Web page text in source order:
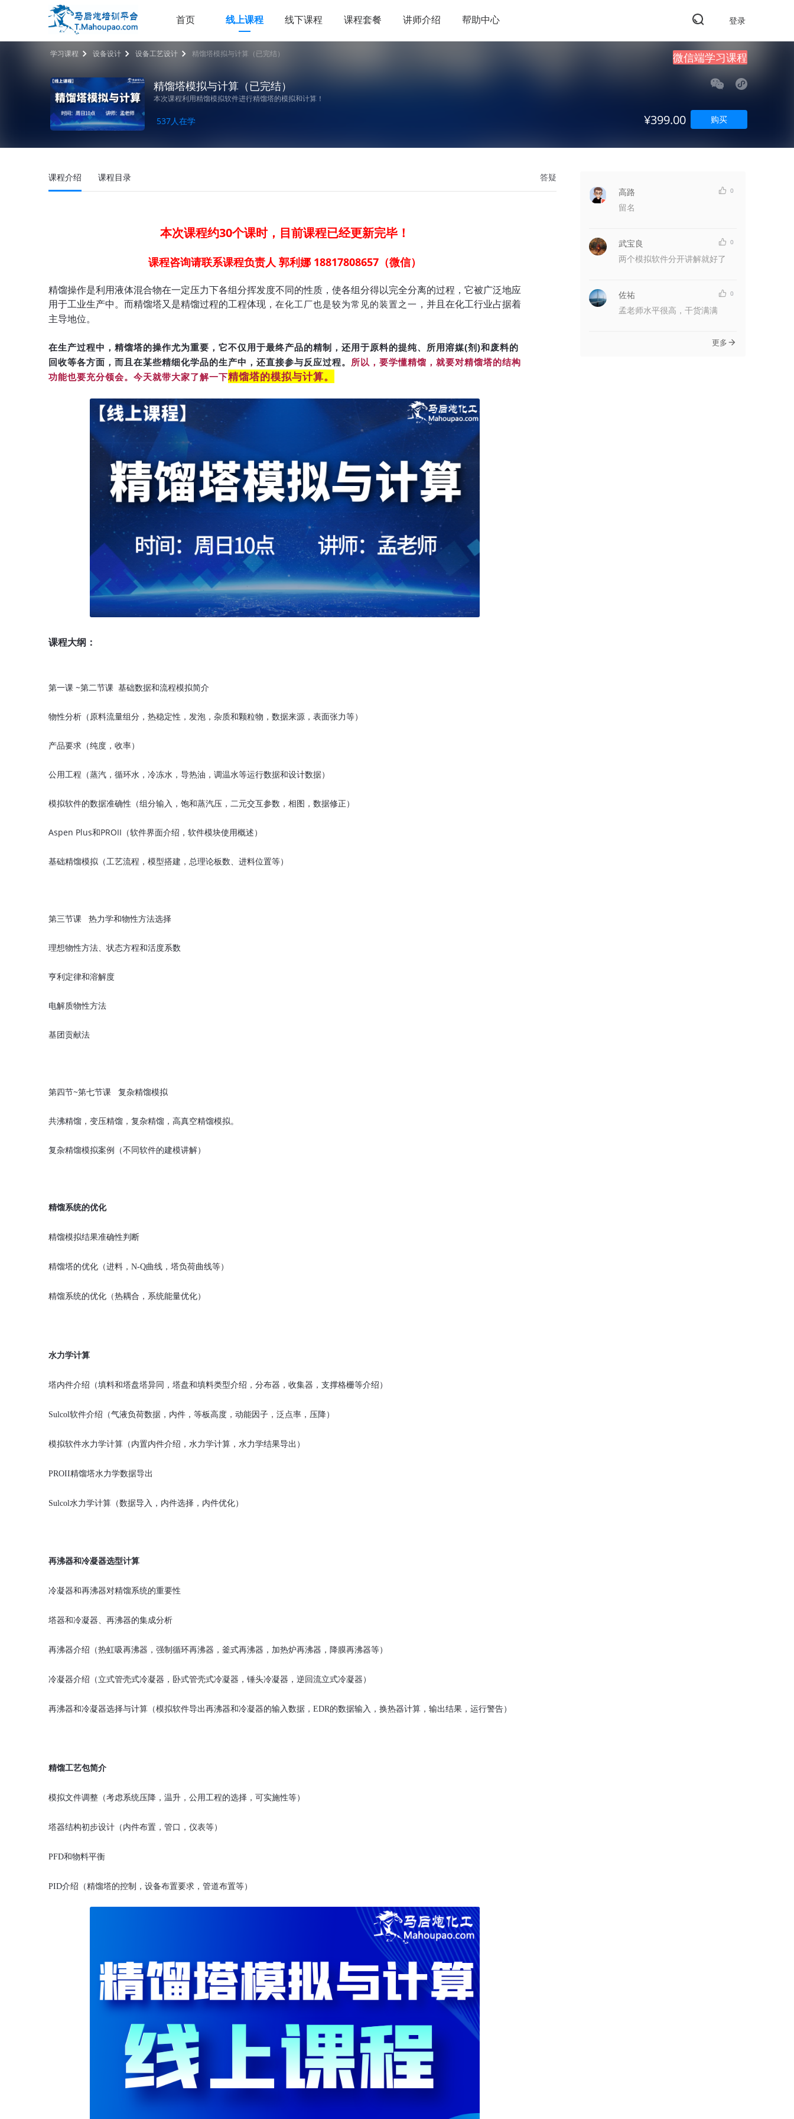
首页 线上课程 线下课程 课程套餐 讲师介绍 帮助中心 登录
学习课程 设备设计 设备工艺设计 精馏塔模拟与计算（已完结）
精馏塔模拟与计算（已完结）
本次课程利用精馏模拟软件进行精馏塔的模拟和计算！
537人在学
微信端学习课程
¥399.00 购买
课程介绍 课程目录 答疑
本次课程约30个课时，目前课程已经更新完毕！
课程咨询请联系课程负责人 郭利娜 18817808657（微信）
精馏操作是利用液体混合物在一定压力下各组分挥发度不同的性质，使各组分得以完全分离的过程，它被广泛地应
用于工业生产中。而精馏塔又是精馏过程的工程体现， 在化工厂也是较为常见的装置之一 ，并且在化工行业占据着
主导地位。
在生产过程中，精馏塔的操作尤为重要，它不仅用于最终产品的精制，还用于原料的提纯、所用溶媒(剂)和废料的
回收等各方面，而且在某些精细化学品的生产中，还直接参与反应过程。 所以，要学懂精馏，就要对精馏塔的结构
功能也要充分领会。今天就带大家了解一下精馏塔的模拟与计算。
课程大纲：
第一课 ~第二节课 基础数据和流程模拟简介
物性分析（原料流量组分，热稳定性，发泡，杂质和颗粒物，数据来源，表面张力等）
产品要求（纯度，收率）
公用工程（蒸汽，循环水，冷冻水，导热油，调温水等运行数据和设计数据）
模拟软件的数据准确性（组分输入，饱和蒸汽压，二元交互参数，相图，数据修正）
Aspen Plus和PROII（软件界面介绍，软件模块使用概述）
基础精馏模拟（工艺流程，模型搭建，总理论板数、进料位置等）
第三节课 热力学和物性方法选择
理想物性方法、状态方程和活度系数
亨利定律和溶解度
电解质物性方法
基团贡献法
第四节~第七节课 复杂精馏模拟
共沸精馏，变压精馏，复杂精馏，高真空精馏模拟。
复杂精馏模拟案例（不同软件的建模讲解）
精馏系统的优化
精馏模拟结果准确性判断
精馏塔的优化（进料， N-Q曲线，塔负荷曲线等）
精馏系统的优化（热耦合，系统能量优化）
水力学计算
塔内件介绍（填料和塔盘塔异同，塔盘和填料类型介绍，分布器，收集器，支撑格栅等介绍）
Sulcol软件介绍（气液负荷数据，内件，等板高度，动能因子，泛点率，压降）
模拟软件水力学计算（内置内件介绍，水力学计算，水力学结果导出）
PROII精馏塔水力学数据导出
Sulcol水力学计算（数据导入，内件选择，内件优化）
再沸器和冷凝器选型计算
冷凝器和再沸器对精馏系统的重要性
塔器和冷凝器、再沸器的集成分析
再沸器介绍（热虹吸再沸器，强制循环再沸器，釜式再沸器，加热炉再沸器，降膜再沸器等）
冷凝器介绍（立式管壳式冷凝器，卧式管壳式冷凝器，锤头冷凝器，逆回流立式冷凝器）
再沸器和冷凝器选择与计算（模拟软件导出再沸器和冷凝器的输入数据， EDR的数据输入，换热器计算，输出结果，运行警告）
精馏工艺包简介
模拟文件调整（考虑系统压降，温升，公用工程的选择，可实施性等）
塔器结构初步设计（内件布置，管口，仪表等）
PFD和物料平衡
PID介绍（精馏塔的控制，设备布置要求，管道布置等）
高路
留名
0
武宝良
两个模拟软件分开讲解就好了
0
佐祐
孟老师水平很高，干货满满
0
更多